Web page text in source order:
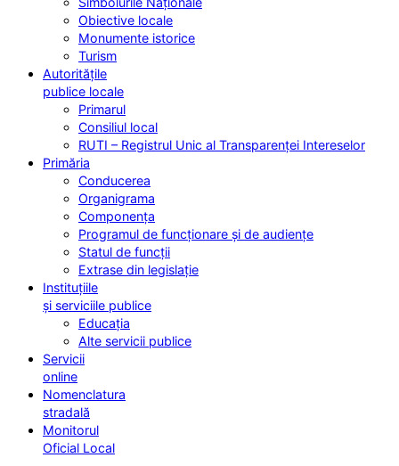
Obiective locale
Monumente istorice
Turism
Autoritățile
publice locale
Primarul
Consiliul local
RUTI – Registrul Unic al Transparenței Intereselor
Primăria
Conducerea
Organigrama
Componența
Programul de funcționare și de audiențe
Statul de funcții
Extrase din legislație
Instituțiile
și serviciile publice
Educația
Alte servicii publice
Servicii
online
Nomenclatura
stradală
Monitorul
Oficial Local